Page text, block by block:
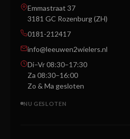
Emmastraat 37
3181 GC Rozenburg (ZH)
0181-212417
info@leeuwen2wielers.nl
Di–Vr 08:30–17:30
Za 08:30–16:00
Zo & Ma gesloten
NU GESLOTEN